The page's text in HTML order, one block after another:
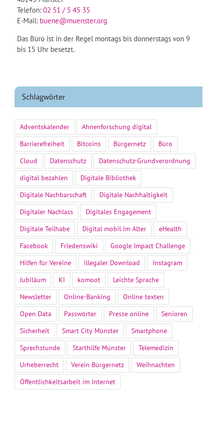
Telefon: 02 51 / 5 45 35
E-Mail: buene@muenster.org
Das Büro ist in der Regel montags bis donnerstags von 9
bis 15 Uhr besetzt.
Schlagwörter
Adventskalender
Ahnenforschung digital
Barrierefreiheit
Bitcoins Bürgernetz
Büro
Cloud
Datenschutz
Datenschutz-Grundverordnung
digital bezahlen
Digitale Bibliothek
Digitale Nachbarschaft
Digitale Nachhaltigkeit
Digitaler Nachlass
Digitales Engagement
Digitale Teilhabe
Digital mobil im Alter
eHealth
Facebook
Friedenswiki
Google Impact Challenge
Hilfen für Vereine
illegaler Download
Instagram
Jubiläum
KI komoot
Leichte Sprache
Newsletter
Online-Banking
Online texten
Open Data
Passwörter Presse online
Senioren
Sicherheit
Smart City Münster
Smartphone
Sprechstunde
Starthilfe Münster
Telemedizin
Urheberrecht
Verein Bürgernetz
Weihnachten
Öffentlichkeitsarbeit im Internet